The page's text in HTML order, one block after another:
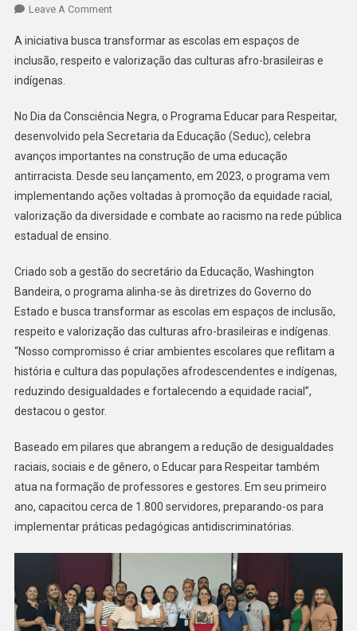
Leave A Comment
A iniciativa busca transformar as escolas em espaços de
inclusão, respeito e valorização das culturas afro-brasileiras e
indígenas.
No Dia da Consciência Negra, o Programa Educar para Respeitar,
desenvolvido pela Secretaria da Educação (Seduc), celebra
avanços importantes na construção de uma educação
antirracista. Desde seu lançamento, em 2023, o programa vem
implementando ações voltadas à promoção da equidade racial,
valorização da diversidade e combate ao racismo na rede pública
estadual de ensino.
Criado sob a gestão do secretário da Educação, Washington
Bandeira, o programa alinha-se às diretrizes do Governo do
Estado e busca transformar as escolas em espaços de inclusão,
respeito e valorização das culturas afro-brasileiras e indígenas.
“Nosso compromisso é criar ambientes escolares que reflitam a
história e cultura das populações afrodescendentes e indígenas,
reduzindo desigualdades e fortalecendo a equidade racial”,
destacou o gestor.
Baseado em pilares que abrangem a redução de desigualdades
raciais, sociais e de gênero, o Educar para Respeitar também
atua na formação de professores e gestores. Em seu primeiro
ano, capacitou cerca de 1.800 servidores, preparando-os para
implementar práticas pedagógicas antidiscriminatórias.